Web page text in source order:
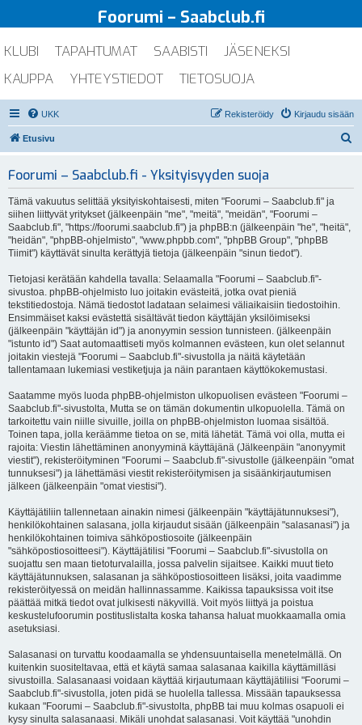
Foorumi – Saabclub.fi
KLUBI TAPAHTUMAT SAABISTI
JÄSENEKSI
KAUPPA
YHTEYSTIEDOT TIETOSUOJA
UKK Kirjaudu sisään
Rekisteröidy
Etusivu
Foorumi – Saabclub.fi - Yksityisyyden suoja
Tämä vakuutus selittää yksityiskohtaisesti, miten "Foorumi – Saabclub.fi" ja
siihen liittyvät yritykset (jälkeenpäin "me", "meitä", "meidän", "Foorumi –
Saabclub.fi", "https://foorumi.saabclub.fi") ja phpBB:n (jälkeenpäin "he", "heitä",
"heidän", "phpBB-ohjelmisto", "www.phpbb.com", "phpBB Group", "phpBB
Tiimit") käyttävät sinulta kerättyjä tietoja (jälkeenpäin "sinun tiedot").
Tietojasi kerätään kahdella tavalla: Selaamalla "Foorumi – Saabclub.fi"-
sivustoa. phpBB-ohjelmisto luo joitakin evästeitä, jotka ovat pieniä
tekstitiedostoja. Nämä tiedostot ladataan selaimesi väliaikaisiin tiedostoihin.
Ensimmäiset kaksi evästettä sisältävät tiedon käyttäjän yksilöimiseksi
(jälkeenpäin "käyttäjän id") ja anonyymin session tunnisteen. (jälkeenpäin
"istunto id") Saat automaattiseti myös kolmannen evästeen, kun olet selannut
joitakin viestejä "Foorumi – Saabclub.fi"-sivustolla ja näitä käytetään
tallentamaan lukemiasi vestiketjuja ja näin parantaen käyttökokemustasi.
Saatamme myös luoda phpBB-ohjelmiston ulkopuolisen evästeen "Foorumi –
Saabclub.fi"-sivustolta, Mutta se on tämän dokumentin ulkopuolella. Tämä on
tarkoitettu vain niille sivuille, joilla on phpBB-ohjelmiston luomaa sisältöä.
Toinen tapa, jolla keräämme tietoa on se, mitä lähetät. Tämä voi olla, mutta ei
rajoita: Viestin lähettäminen anonyyminä käyttäjänä (Jälkeenpäin "anonyymit
viestit"), rekisteröityminen "Foorumi – Saabclub.fi"-sivustolle (jälkeenpäin "omat
tunnuksesi") ja lähettämäsi viestit rekisteröitymisen ja sisäänkirjautumisen
jälkeen (jälkeenpäin "omat viestisi").
Käyttäjätiliin tallennetaan ainakin nimesi (jälkeenpäin "käyttäjätunnuksesi"),
henkilökohtainen salasana, jolla kirjaudut sisään (jälkeenpäin "salasanasi") ja
henkilökohtainen toimiva sähköpostiosoite (jälkeenpäin
"sähköpostiosoitteesi"). Käyttäjätilisi "Foorumi – Saabclub.fi"-sivustolla on
suojattu sen maan tietoturvalailla, jossa palvelin sijaitsee. Kaikki muut tieto
käyttäjätunnuksen, salasanan ja sähköpostiosoitteen lisäksi, joita vaadimme
rekisteröityessä on meidän hallinnassamme. Kaikissa tapauksissa voit itse
päättää mitkä tiedot ovat julkisesti näkyvillä. Voit myös liittyä ja poistua
keskustelufoorumin postituslistalta koska tahansa haluat muokkaamalla omia
asetuksiasi.
Salasanasi on turvattu koodaamalla se yhdensuuntaisella menetelmällä. On
kuitenkin suositeltavaa, että et käytä samaa salasanaa kaikilla käyttämilläsi
sivustoilla. Salasanaasi voidaan käyttää kirjautumaan käyttäjätiliisi "Foorumi –
Saabclub.fi"-sivustolla, joten pidä se huolella tallessa. Missään tapauksessa
kukaan "Foorumi – Saabclub.fi"-sivustolta, phpBB tai muu kolmas osapuoli ei
kysy sinulta salasanaasi. Mikäli unohdat salasanasi. Voit käyttää "unohdin